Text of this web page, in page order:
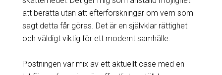
att berätta utan att efterforskningar om vem som
sagt detta får göras. Det är en självklar rättighet
och väldigt viktig för ett modernt samhälle.
Postningen var mix av ett aktuellt case med en